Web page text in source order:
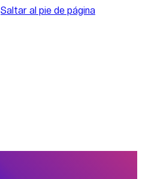
Saltar al pie de página